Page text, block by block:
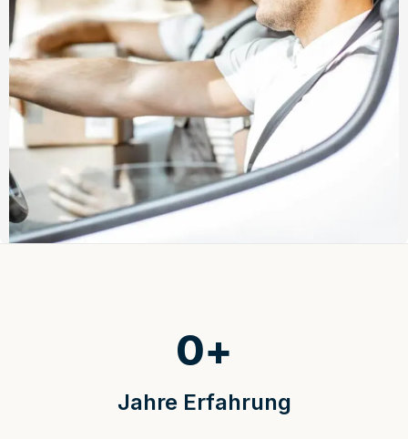
Jahre Erfahrung
0+